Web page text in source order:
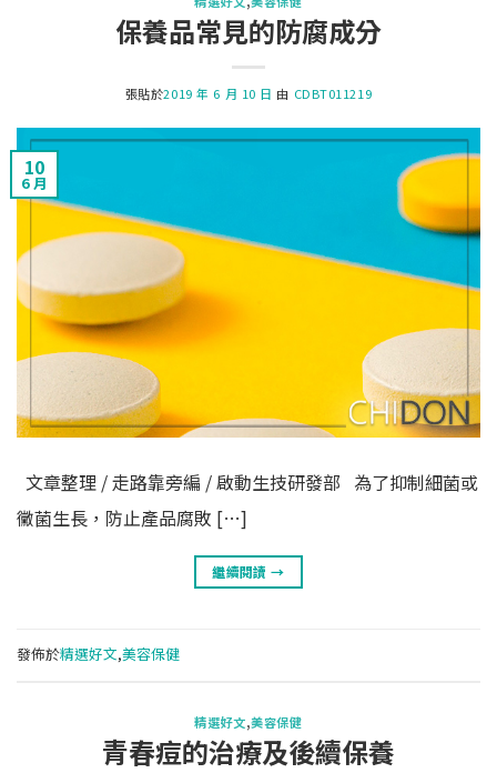
保養品常見的防腐成分
張貼於2019 年 6 月 10 日 由 CDBT011219
10
6 月
文章整理 / 走路靠旁編 / 啟動生技研發部 為了抑制細菌或
黴菌生長，防止產品腐敗 […]
繼續閱讀→
發佈於精選好文,美容保健
精選好文,美容保健
青春痘的治療及後續保養